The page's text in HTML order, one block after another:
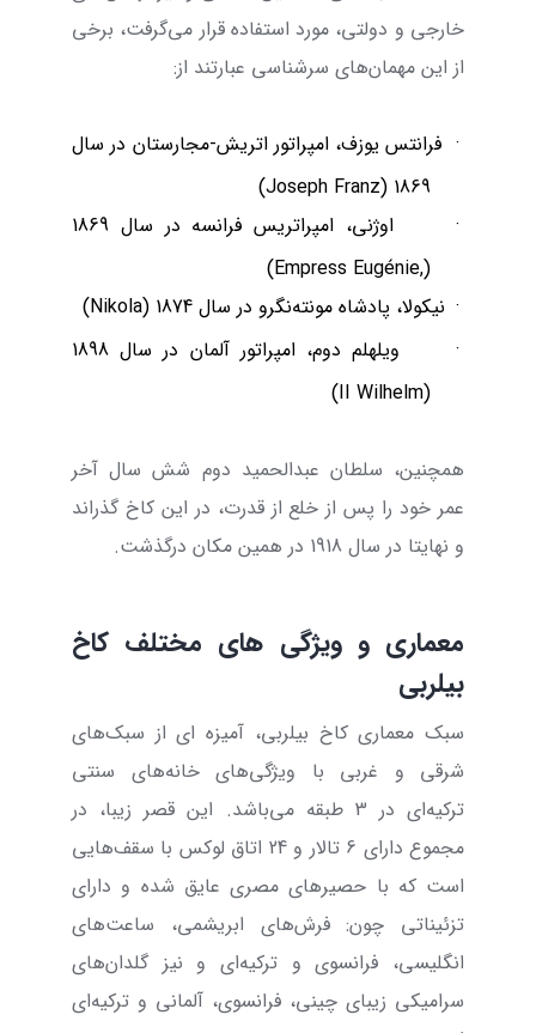
خارجی و دولتی، مورد استفاده قرار می‌گرفت، برخی
از این مهمان‌های سرشناسی عبارتند از:
· فرانتس یوزف، امپراتور اتریش-مجارستان در سال
1869 (
Franz
Joseph
)
·
اوژنی، امپراتریس فرانسه در سال 1869
(
Eugénie,
Empress
)
· نیکولا، پادشاه مونته‌نگرو در سال 1874 ( Nikola
)
·
ویلهلم دوم، امپراتور آلمان در سال 1898
(
Wilhelm
II
)
همچنین، سلطان عبدالحمید دوم شش سال آخر
عمر خود را پس از خلع از قدرت، در این کاخ گذراند
و نهایتا در سال 1918 در همین مکان درگذشت.
معماری و ویژگی‌ های مختلف کاخ
بیلربی
سبک معماری کاخ بیلربی، آمیزه ای از سبک‌های
شرقی و غربی با ویژگی‌های خانه‌های سنتی
ترکیه‌ای در 3 طبقه می‌باشد. این قصر زیبا، در
مجموع دارای 6 تالار و 24 اتاق لوکس با سقف‌هایی
است که با حصیرهای مصری عایق شده و دارای
تزئیناتی چون: فرش‌های ابریشمی، ساعت‌های
انگلیسی، فرانسوی و ترکیه‌ای و نیز گلدان‌های
سرامیکی زیبای چینی، فرانسوی، آلمانی و ترکیه‌ای